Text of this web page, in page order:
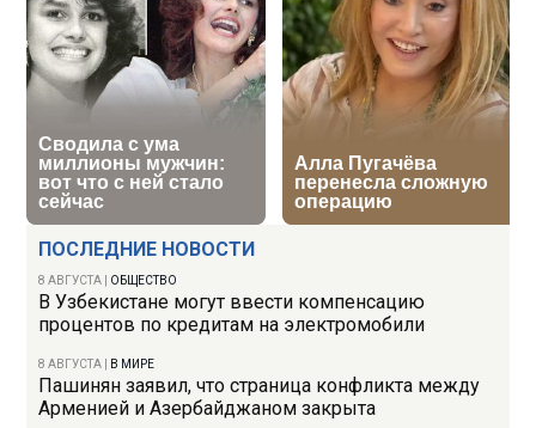
ПОСЛЕДНИЕ НОВОСТИ
8 АВГУСТА ОБЩЕСТВО
В Узбекистане могут ввести компенсацию
процентов по кредитам на электромобили
8 АВГУСТА В МИРЕ
Пашинян заявил, что страница конфликта между
Арменией и Азербайджаном закрыта